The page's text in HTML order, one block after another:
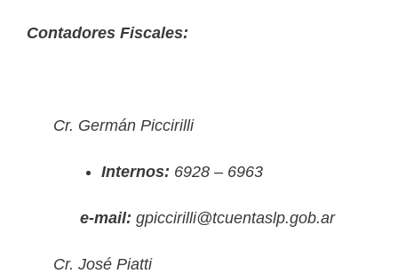
Contadores Fiscales:
Cr. Germán Piccirilli
Internos: 6928 – 6963
e-mail: gpiccirilli@tcuentaslp.gob.ar
Cr. José Piatti